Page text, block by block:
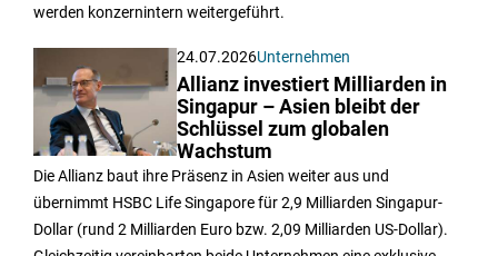
werden konzernintern weitergeführt.
24.07.2026Unternehmen
Allianz investiert Milliarden in
Singapur – Asien bleibt der
Schlüssel zum globalen
Wachstum
Die Allianz baut ihre Präsenz in Asien weiter aus und
übernimmt HSBC Life Singapore für 2,9 Milliarden Singapur-
Dollar (rund 2 Milliarden Euro bzw. 2,09 Milliarden US-Dollar).